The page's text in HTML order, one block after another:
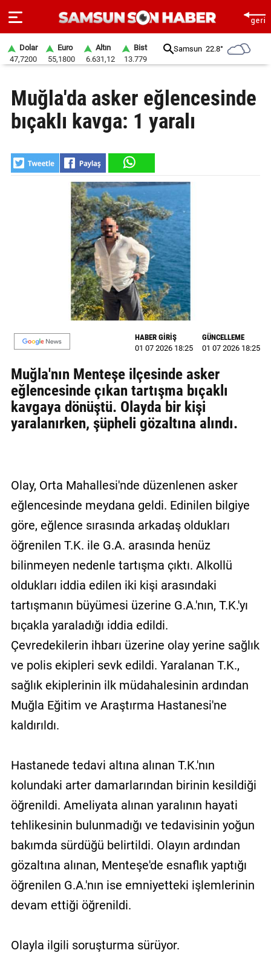
SAYFA
SAMSUN
SAMSUNSPOR
VİDEO
YAZARLAR
BİZE
ULAŞIN
Gizlilik
Politikası
Dolar
47,7200
Euro
55,1800
Altın
6.631,12
Bist
13.779
Samsun 22.8°
Muğla'da asker eğlencesinde
bıçaklı kavga: 1 yaralı
HABER GİRİŞ
01 07 2026 18:25
GÜNCELLEME
01 07 2026 18:25
Muğla'nın Menteşe ilçesinde asker
eğlencesinde çıkan tartışma bıçaklı
kavgaya dönüştü. Olayda bir kişi
yaralanırken, şüpheli gözaltına alındı.
Olay, Orta Mahallesi'nde düzenlenen asker
eğlencesinde meydana geldi. Edinilen bilgiye
göre, eğlence sırasında arkadaş oldukları
öğrenilen T.K. ile G.A. arasında henüz
bilinmeyen nedenle tartışma çıktı. Alkollü
oldukları iddia edilen iki kişi arasındaki
tartışmanın büyümesi üzerine G.A.'nın, T.K.'yı
bıçakla yaraladığı iddia edildi.
Çevredekilerin ihbarı üzerine olay yerine sağlık
ve polis ekipleri sevk edildi. Yaralanan T.K.,
sağlık ekiplerinin ilk müdahalesinin ardından
Muğla Eğitim ve Araştırma Hastanesi'ne
kaldırıldı.
Hastanede tedavi altına alınan T.K.'nın
kolundaki arter damarlarından birinin kesildiği
öğrenildi. Ameliyata alınan yaralının hayati
tehlikesinin bulunmadığı ve tedavisinin yoğun
bakımda sürdüğü belirtildi. Olayın ardından
gözaltına alınan, Menteşe'de esnaflık yaptığı
öğrenilen G.A.'nın ise emniyetteki işlemlerinin
devam ettiği öğrenildi.
Olayla ilgili soruşturma sürüyor.